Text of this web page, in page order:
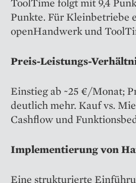
Punkte. Für Kleinbetriebe
openHandwerk und
Preis-Leistungs-
Einstieg ab ~25 €/Monat;
deutlich mehr. Kauf vs.
Cashflow und
Implementierung von
Eine strukturierte